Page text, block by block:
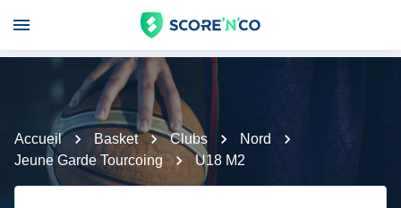
Accueil Basket Clubs
Nord
Jeune Garde Tourcoing
U18 M2